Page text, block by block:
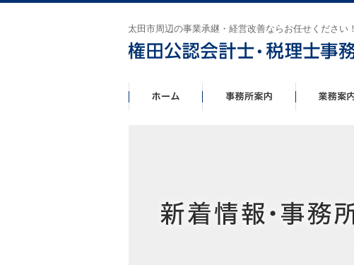
太田市周辺の事業承継・経営改善ならお任せください！